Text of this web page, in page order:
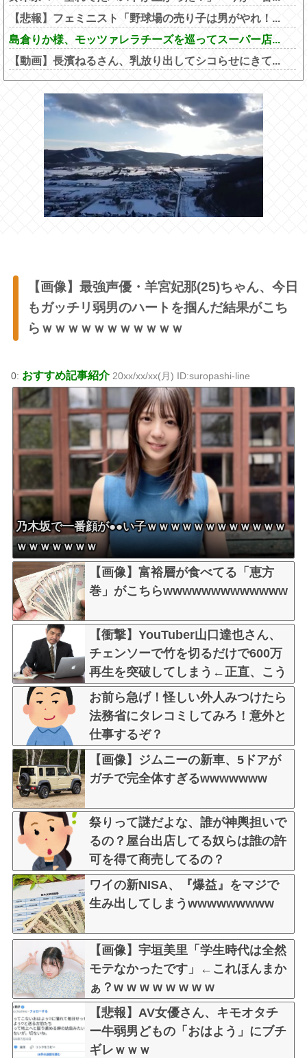
【悲報】フェミニスト「野球場の売り子は男がやれ！...
島倉りか様、モッツァレラチーズを巡ってスーパー店...
【動画】長濱ねるさん、乳放り出してシコらせにきて...
【画像】最強声優・羊宮妃那(25)ちゃん、今日
もガッチリ弱男のハートを掴んだ結果がこち
らｗｗｗｗｗｗｗｗｗｗｗ
0: おすすめ記事紹介20xx/xx/xx(月) ID:suropashi-line
乃木坂で一番顔が●●い子ｗｗｗｗｗｗｗｗｗｗｗｗ
ｗｗｗｗｗｗｗ
【画像】富裕層が食べてる「恵方
巻」がこちらwwwwwwwwwwwww
【衝撃】YouTuber山口達也さん、
チェンソーで竹を切るだけで600万
再生を突破してしまう←正直、こう
言うのでいいんだよなw w w w w w
w w
お前ら急げ！怪しい外人みつけたら
法務省にタレコミしてみろ！意外と
仕事するぞ？
【画像】ジムニーの新車、5ドアが
ガチで完全体すぎるwwwwwww
祭りって謎だよな、誰が神輿担いで
るの？屋台出店してる奴らは誰の許
可を得て商売してるの？
ワイの新NISA、『爆益』をマジで
生み出してしまうwwwwwwwww
【画像】宇垣美里「学生時代は全然
モテなかったです」←これほんまか
ぁ？w w w w w w w w
【悲報】AV女優さん、キモオタチ
ー牛弱男どもの「おはよう」にブチ
ギレｗｗｗ